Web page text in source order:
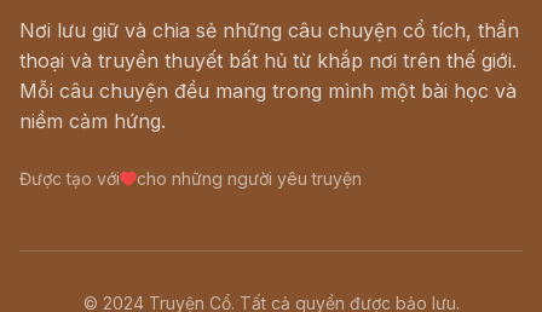
Nơi lưu giữ và chia sẻ những câu chuyện cổ tích, thần
thoại và truyền thuyết bất hủ từ khắp nơi trên thế giới.
Mỗi câu chuyện đều mang trong mình một bài học và
niềm cảm hứng.
Được tạo với cho những người yêu truyện
© 2024 Truyện Cổ. Tất cả quyền được bảo lưu.